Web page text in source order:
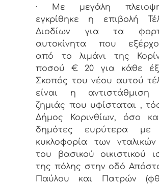
· Με μεγάλη
εγκρίθηκε η επιβολή
Διοδίων για τα
αυτοκίνητα που
από το λιμάνι της
ποσού € 20 για κάθε
Σκοπός του νέου αυτού
είναι η αντιστάθμιση
ζημιάς που υφίσταται ,
Δήμος Κορινθίων, όσο
δημότες ευρύτερα με
κυκλοφορία των
του βασικού οικιστικού
της πόλης στην οδό
Παύλου και Πατρών